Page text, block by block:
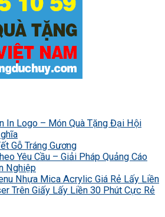
In Logo – Món Quà Tặng Đại Hội
Gỗ Tráng Gương
Yêu Cầu – Giải Pháp Quảng Cáo
Nghiệp
Nhựa Mica Acrylic Giá Rẻ Lấy Liền
Trên Giấy Lấy Liền 30 Phút Cực Rẻ